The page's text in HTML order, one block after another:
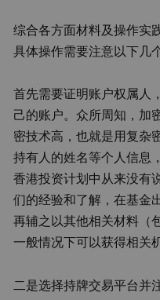
综合各方面材料及操作实
具体操作需要注意以下几
首先需要证明账户权属人
己的账户。众所周知，加
密技术高，也就是用复杂
持有人的姓名等个人信息
香港投资计划中从来没有
们的经验和了解，在基金
再辅之以其他相关材料（
一般情况下可以获得相关
二是选择持牌交易平台并